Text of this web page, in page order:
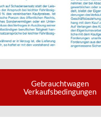
Gebrauchtwagen
Verkaufsbedingungen